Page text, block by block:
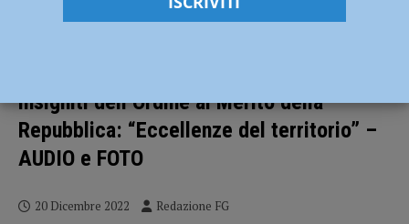
insigniti dell’Ordine al Merito della
Repubblica: “Eccellenze del territorio” –
AUDIO e FOTO
20 Dicembre 2022 Redazione FG